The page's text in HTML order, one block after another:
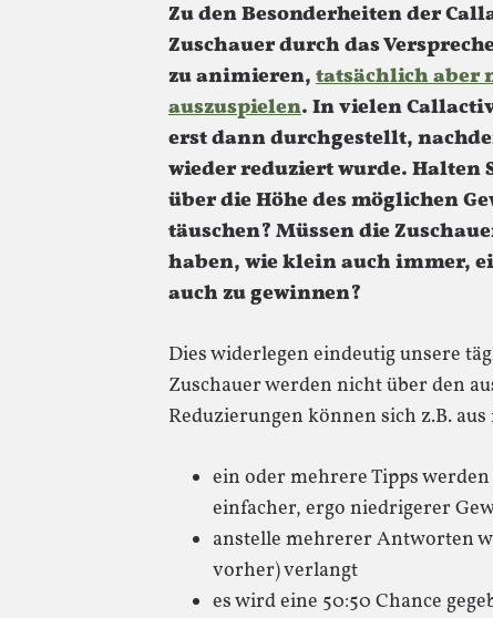
Zu den Besonderheiten der
Zuschauer durch das
zu animieren, tatsächlich aber
auszuspielen. In vielen
erst dann durchgestellt,
wieder reduziert wurde. Halten
über die Höhe des möglichen
täuschen? Müssen die
haben, wie klein auch immer,
auch zu gewinnen?
Dies widerlegen eindeutig unsere
Zuschauer werden nicht über den
Reduzierungen können sich z.B.
ein oder mehrere Tipps
einfacher, ergo niedrigerer
anstelle mehrerer Antworten
vorher) verlangt
es wird eine 50:50 Chance